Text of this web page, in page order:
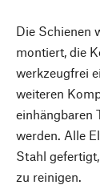
Die Schienen
montiert, die
werkzeugfrei
weiteren
einhängbaren
werden. Alle
Stahl
zu reinigen.